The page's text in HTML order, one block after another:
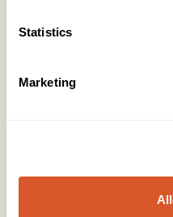
Statistics
Marketing
KONTOR HUDAVDELING
Org: 967110167
Lørenveien 37, 0585 Oslo